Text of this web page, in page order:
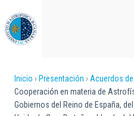
al
contenido
principal
Sobrescribir
enlaces
Inicio Presentación Acuerdos
Cooperación en materia de
Gobiernos del Reino de España,